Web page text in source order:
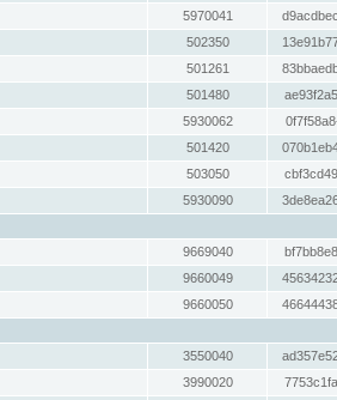
5970041
502350
501261
501480
5930062
501420
503050
5930090
9669040
9660049
9660050
3550040
3990020